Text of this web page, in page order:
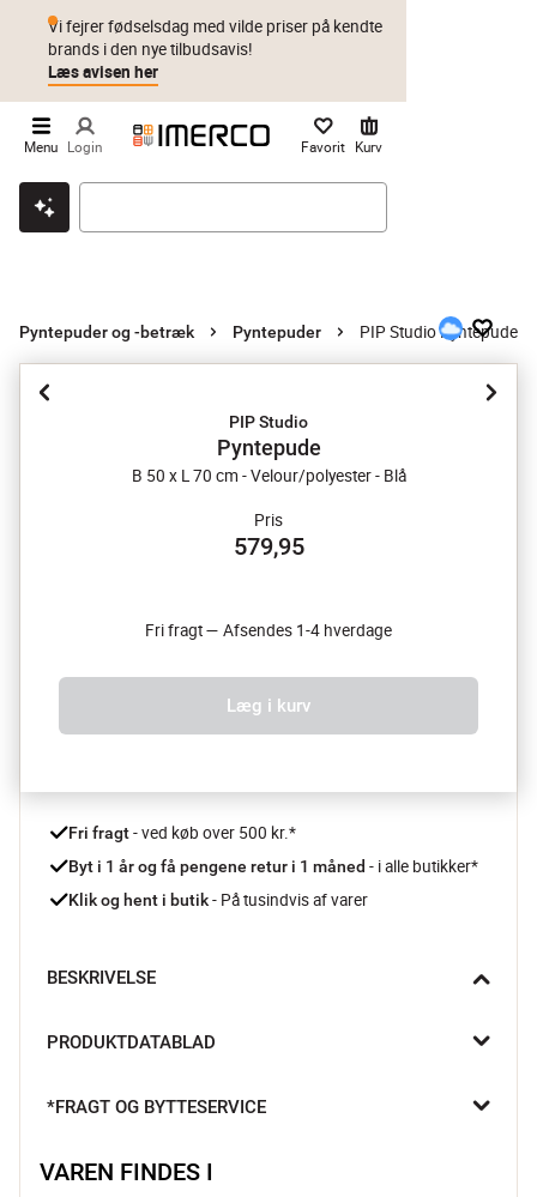
Klik & hent Byt i 1 år Prismatch
Vi fejrer fødselsdag med vilde priser på kendte
brands i den nye tilbudsavis!
Læs avisen her
Menu Login Favorit Kurv
Pyntepuder og -betræk Pyntepuder PIP Studio Pyntepude
PIP Studio
Pyntepude
B 50 x L 70 cm - Velour/polyester - Blå
Pris
579,95
Fri fragt — Afsendes 1-4 hverdage
Læg i kurv
Fri fragt - ved køb over 500 kr.*
Byt i 1 år og få pengene retur i 1 måned - i alle butikker*
Klik og hent i butik - På tusindvis af varer
BESKRIVELSE
luksuriøs fløjl. Den store pude bringer personlighed og farve til
Tilføjer charme til hjemmet
PRODUKTDATABLAD
*FRAGT OG BYTTESERVICE
VAREN FINDES I